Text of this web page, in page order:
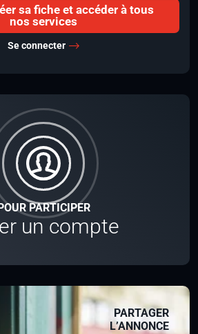
PARTICIPER
un compte
PARTAGER
L’ANNONCE
sa fiche et accéder à tous
nos services
Se connecter